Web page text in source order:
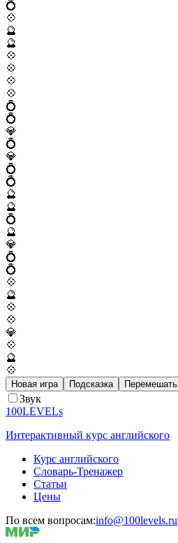
💍
💠
🔮
🔮
💠
💠
💠
💠
💍
💍
💎
💍
💎
💍
💍
🔮
🔮
💍
🔮
💎
💍
💍
💠
🔮
💠
💠
💎
💠
🔮
💠
Новая игра Подсказка Перемешать
Звук
100LEVELs
Интерактивный курс английского
Курс английского
Словарь-Тренажер
Статьи
Цены
По всем вопросам:info@100levels.ru